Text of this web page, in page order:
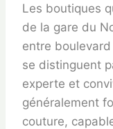
Les boutiques
de la gare du
entre
se distinguent
experte et
généralement
couture,